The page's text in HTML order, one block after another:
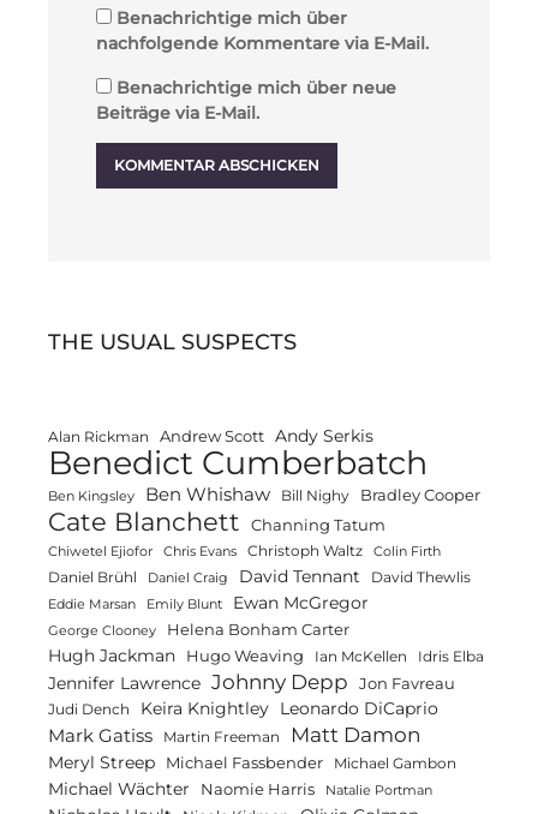
Benachrichtige mich über
nachfolgende Kommentare via E-Mail.
Benachrichtige mich über neue
Beiträge via E-Mail.
THE USUAL SUSPECTS
Alan Rickman Andrew Scott Andy Serkis
Benedict Cumberbatch
Ben Kingsley Ben Whishaw Bill Nighy Bradley Cooper
Cate Blanchett Channing Tatum
Chiwetel Ejiofor Chris Evans Christoph Waltz Colin Firth
Daniel Brühl Daniel Craig David Tennant David Thewlis
Eddie Marsan Emily Blunt Ewan McGregor
George Clooney Helena Bonham Carter
Hugh Jackman Hugo Weaving Ian McKellen Idris Elba
Jennifer Lawrence Johnny Depp Jon Favreau
Judi Dench Keira Knightley Leonardo DiCaprio
Mark Gatiss Martin Freeman Matt Damon
Meryl Streep Michael Fassbender Michael Gambon
Michael Wächter Naomie Harris Natalie Portman